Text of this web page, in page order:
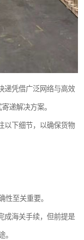
递凭借广泛网络与高效
递解决方案。
以下细节，以确保货物
性至关重要。
成海关手续，但前提是
。